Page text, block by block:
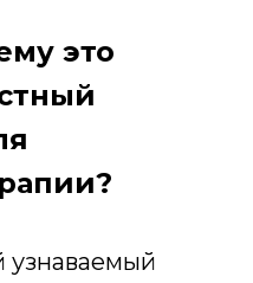
это
узнаваемый